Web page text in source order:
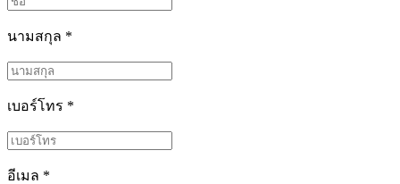
นามสกุล *
เบอร์โทร *
อีเมล *